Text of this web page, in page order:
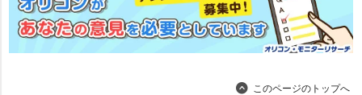
このページのトップへ